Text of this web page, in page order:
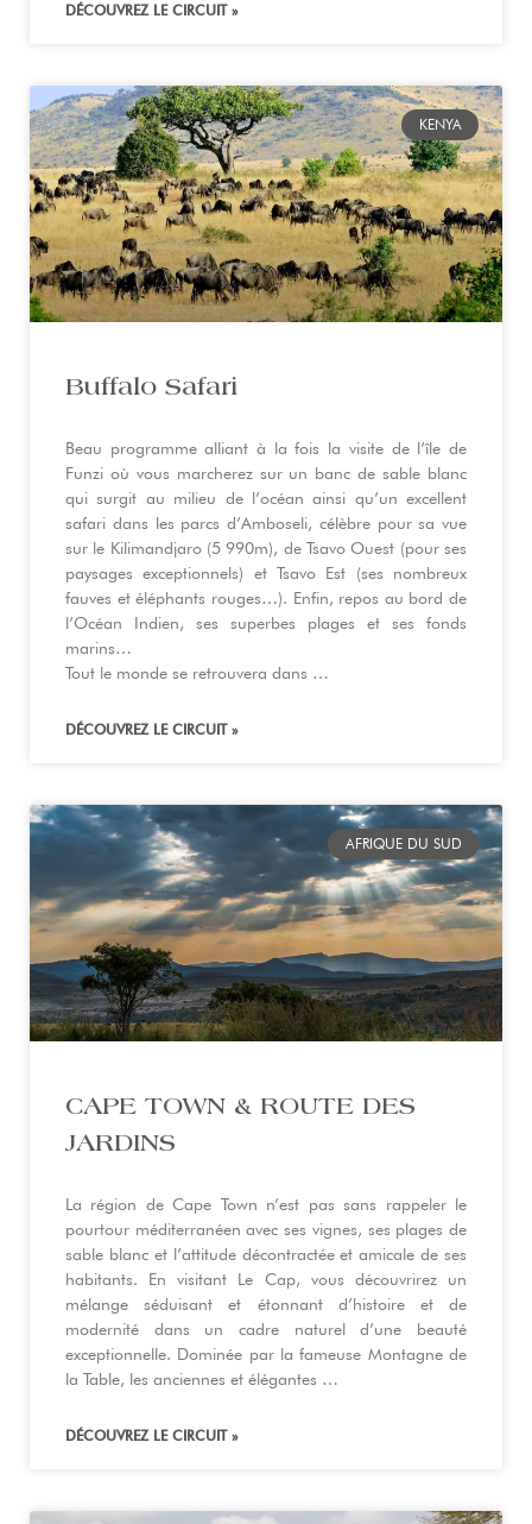
DÉCOUVREZ LE CIRCUIT »
KENYA
Buffalo Safari
Beau programme alliant à la fois la visite de l’île de
Funzi où vous marcherez sur un banc de sable blanc
qui surgit au milieu de l’océan ainsi qu’un excellent
safari dans les parcs d’Amboseli, célèbre pour sa vue
sur le Kilimandjaro (5 990m), de Tsavo Ouest (pour ses
paysages exceptionnels) et Tsavo Est (ses nombreux
fauves et éléphants rouges…). Enfin, repos au bord de
l’Océan Indien, ses superbes plages et ses fonds
marins…
Tout le monde se retrouvera dans …
DÉCOUVREZ LE CIRCUIT »
AFRIQUE DU SUD
CAPE TOWN & ROUTE DES
JARDINS
La région de Cape Town n’est pas sans rappeler le
pourtour méditerranéen avec ses vignes, ses plages de
sable blanc et l’attitude décontractée et amicale de ses
habitants. En visitant Le Cap, vous découvrirez un
mélange séduisant et étonnant d’histoire et de
modernité dans un cadre naturel d’une beauté
exceptionnelle. Dominée par la fameuse Montagne de
la Table, les anciennes et élégantes …
DÉCOUVREZ LE CIRCUIT »